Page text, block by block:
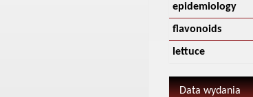
epidemiology
flavonoids
lettuce
Data wydania